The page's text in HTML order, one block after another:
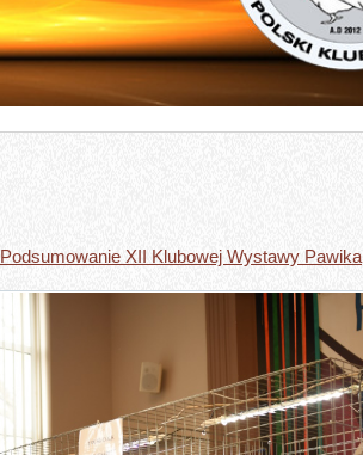
Podsumowanie XII Klubowej Wystawy Pawika